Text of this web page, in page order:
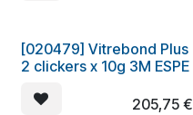
[020479] Vitrebond Plus
2 clickers x 10g 3M ESPE
205,75€